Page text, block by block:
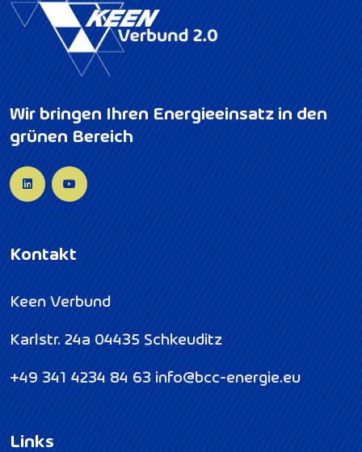
Wir bringen Ihren Energieeinsatz in den
grünen Bereich
Kontakt
Keen Verbund
Karlstr. 24a 04435 Schkeuditz
+49 341 4234 84 63 info@bcc-energie.eu
Links